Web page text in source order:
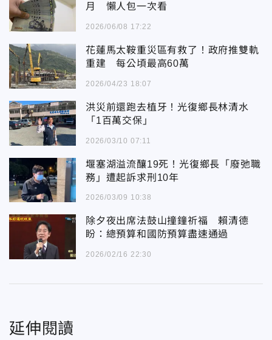
月 懶人包一次看
2026/06/08 17:22
花蓮馬太鞍重災區有救了！政府推雙軌
重建 每公頃最高60萬
2026/04/23 18:07
洪災前還跑去植牙！光復鄉長林清水
「1百萬交保」
2026/03/10 07:11
堰塞湖溢流釀19死！光復鄉長「廢弛職
務」遭起訴求刑10年
2026/03/09 10:38
除夕夜出席法鼓山撞鐘祈福 賴清德
盼：總預算和國防預算盡速通過
2026/02/16 22:30
延伸閱讀